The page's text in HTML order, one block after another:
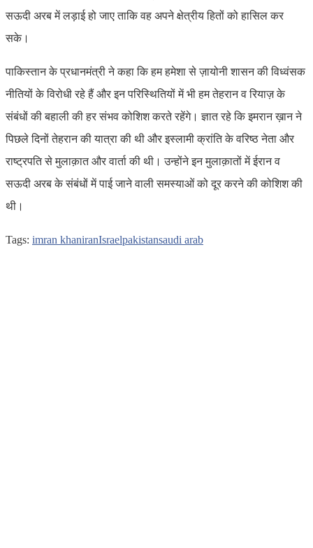
सऊदी अरब में लड़ाई हो जाए ताकि वह अपने क्षेत्रीय हितों को हासिल कर
सके।
पाकिस्तान के प्रधानमंत्री ने कहा कि हम हमेशा से ज़ायोनी शासन की विध्वंसक
नीतियों के विरोधी रहे हैं और इन परिस्थितियों में भी हम तेहरान व रियाज़ के
संबंधों की बहाली की हर संभव कोशिश करते रहेंगे। ज्ञात रहे कि इमरान ख़ान ने
पिछले दिनों तेहरान की यात्रा की थी और इस्लामी क्रांति के वरिष्ठ नेता और
राष्ट्रपति से मुलाक़ात और वार्ता की थी। उन्होंने इन मुलाक़ातों में ईरान व
सऊदी अरब के संबंधों में पाई जाने वाली समस्याओं को दूर करने की कोशिश की
थी।
Tags: imran khaniranIsraelpakistansaudi arab